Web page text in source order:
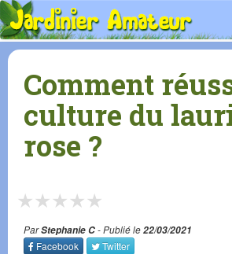
Comment
culture du
rose ?
★
★
★
★
★
ParStephanie C- Publié le22/03/2021
Facebook
Twitter